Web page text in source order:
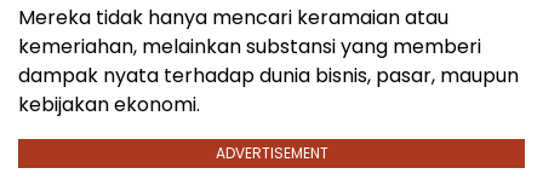
Mereka tidak hanya mencari keramaian atau
kemeriahan, melainkan substansi yang memberi
dampak nyata terhadap dunia bisnis, pasar, maupun
kebijakan ekonomi.
ADVERTISEMENT